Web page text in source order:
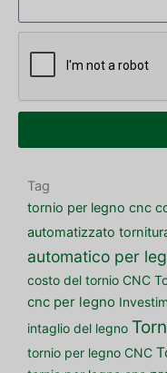
Tag
tornio per legno cnc
automatizzato
automatico per
costo del tornio CNC
cnc per legno
intaglio del legno
tornio per legno CNC